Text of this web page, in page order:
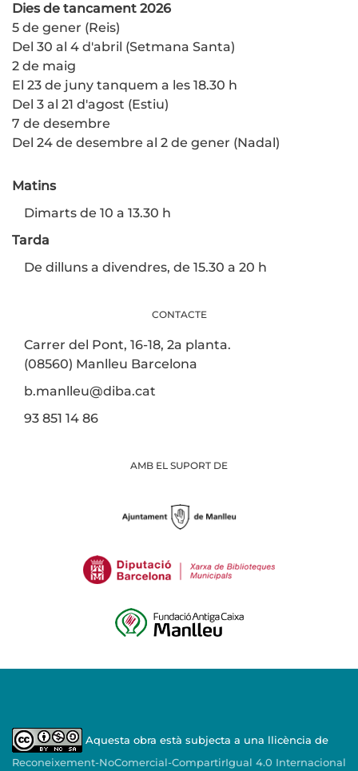
Dies de tancament 2026
5 de gener (Reis)
Del 30 al 4 d'abril (Setmana Santa)
2 de maig
El 23 de juny tanquem a les 18.30 h
Del 3 al 21 d'agost (Estiu)
7 de desembre
Del 24 de desembre al 2 de gener (Nadal)
Matins
Dimarts de 10 a 13.30 h
Tarda
De dilluns a divendres, de 15.30 a 20 h
CONTACTE
Carrer del Pont, 16-18, 2a planta.
(08560) Manlleu Barcelona
b.manlleu@diba.cat
93 851 14 86
AMB EL SUPORT DE
Aquesta obra està subjecta a una llicència de
Reconeixement-NoComercial-CompartirIgual 4.0 Internacional